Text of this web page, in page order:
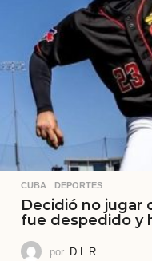
CUBA ,DEPORTES
Decidió no jugar
fue despedido y
por D.L.R.